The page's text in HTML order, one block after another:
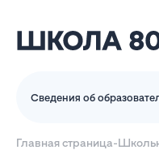
Сведения об
Главная страница-